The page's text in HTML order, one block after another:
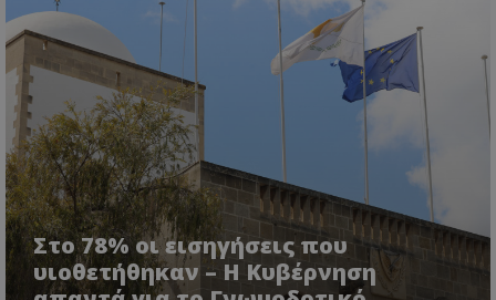
Στο 78% οι εισηγήσεις που
υιοθετήθηκαν – Η Κυβέρνηση
VISITOR_PRIVACY_METADATA
YouTube
.youtube.com